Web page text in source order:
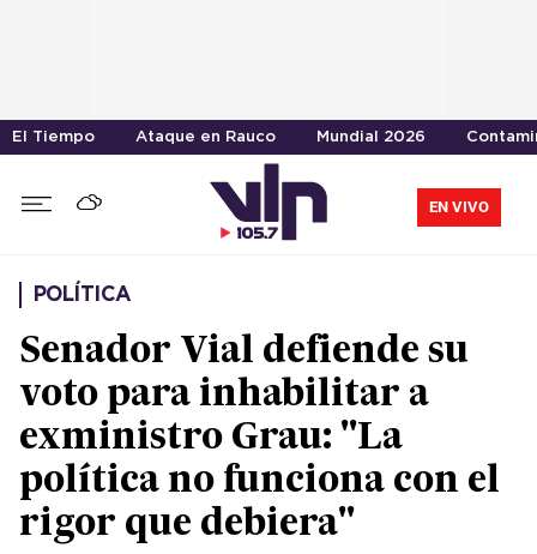
El Tiempo Ataque en Rauco Mundial 2026
EN VIVO
POLÍTICA
Senador Vial defiende su
voto para inhabilitar a
exministro Grau: "La
política no funciona con el
rigor que debiera"